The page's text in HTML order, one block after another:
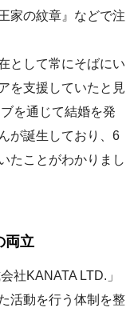
家の紋章』などで注
として常にそばにい
を支援していたと見
を通じて結婚を発
が誕生しており、6
たことがわかりまし
両立
社KANATA LTD.」
活動を行う体制を整